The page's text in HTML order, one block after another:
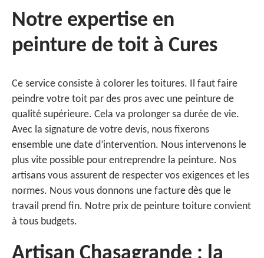
Notre expertise en
peinture de toit à Cures
Ce service consiste à colorer les toitures. Il faut faire
peindre votre toit par des pros avec une peinture de
qualité supérieure. Cela va prolonger sa durée de vie.
Avec la signature de votre devis, nous fixerons
ensemble une date d’intervention. Nous intervenons le
plus vite possible pour entreprendre la peinture. Nos
artisans vous assurent de respecter vos exigences et les
normes. Nous vous donnons une facture dès que le
travail prend fin. Notre prix de peinture toiture convient
à tous budgets.